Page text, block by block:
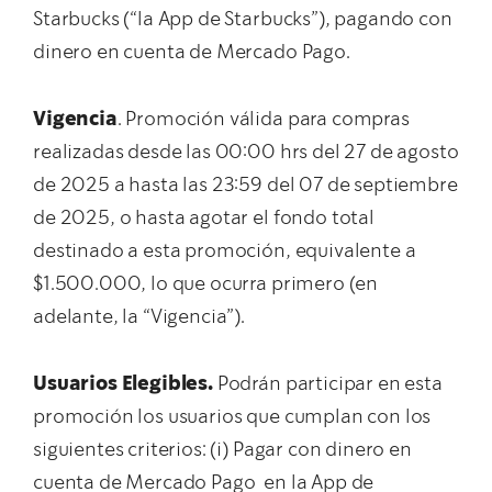
Starbucks (“la App de Starbucks”), pagando con
dinero en cuenta de Mercado Pago.
Vigencia. Promoción válida para compras
realizadas desde las 00:00 hrs del 27 de agosto
de 2025 a hasta las 23:59 del 07 de septiembre
de 2025, o hasta agotar el fondo total
destinado a esta promoción, equivalente a
$1.500.000, lo que ocurra primero (en
adelante, la “Vigencia”).
Usuarios Elegibles.Podrán participar en esta
promoción los usuarios que cumplan con los
siguientes criterios: (i) Pagar con dinero en
cuenta de Mercado Pago en la App de